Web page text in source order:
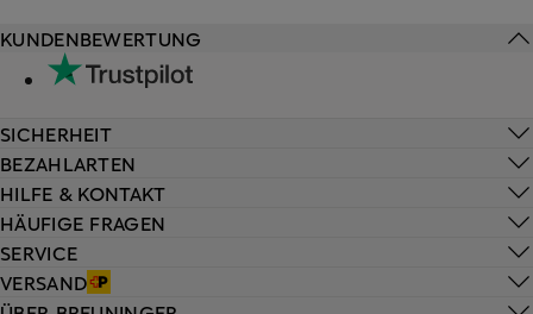
HILFE & KONTAKT
HÄUFIGE FRAGEN
SERVICE
VERSAND
KUNDENBEWERTUNG
SICHERHEIT
BEZAHLARTEN